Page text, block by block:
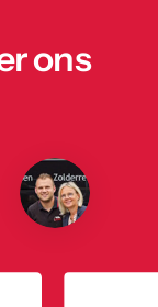
ons